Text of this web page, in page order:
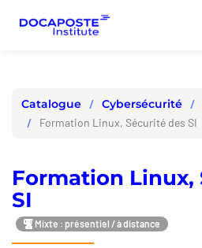
Catalogue Cybersécurité
Formation Linux, Sécurité des SI
Formation Linux,
SI
Mixte : présentiel / à distance